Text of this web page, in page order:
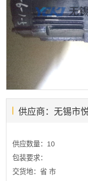
供应商：无锡市
供应数量：10
包装要求：
交货地：省 市